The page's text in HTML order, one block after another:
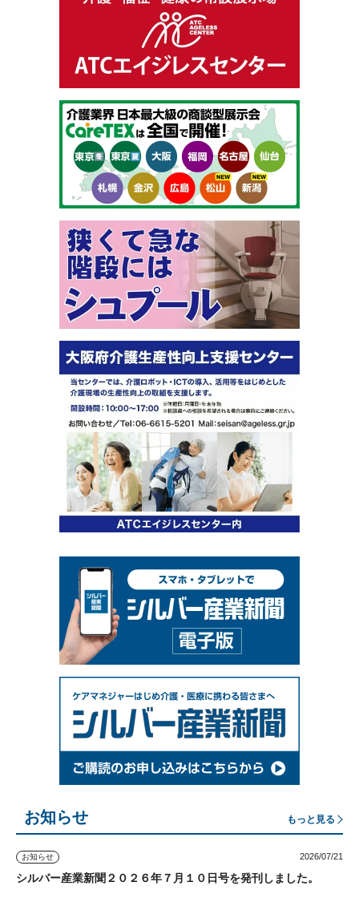
お知らせ もっと見る
お知らせ 2026/07/21
シルバー産業新聞２０２６年７月１０日号を発刊しました。